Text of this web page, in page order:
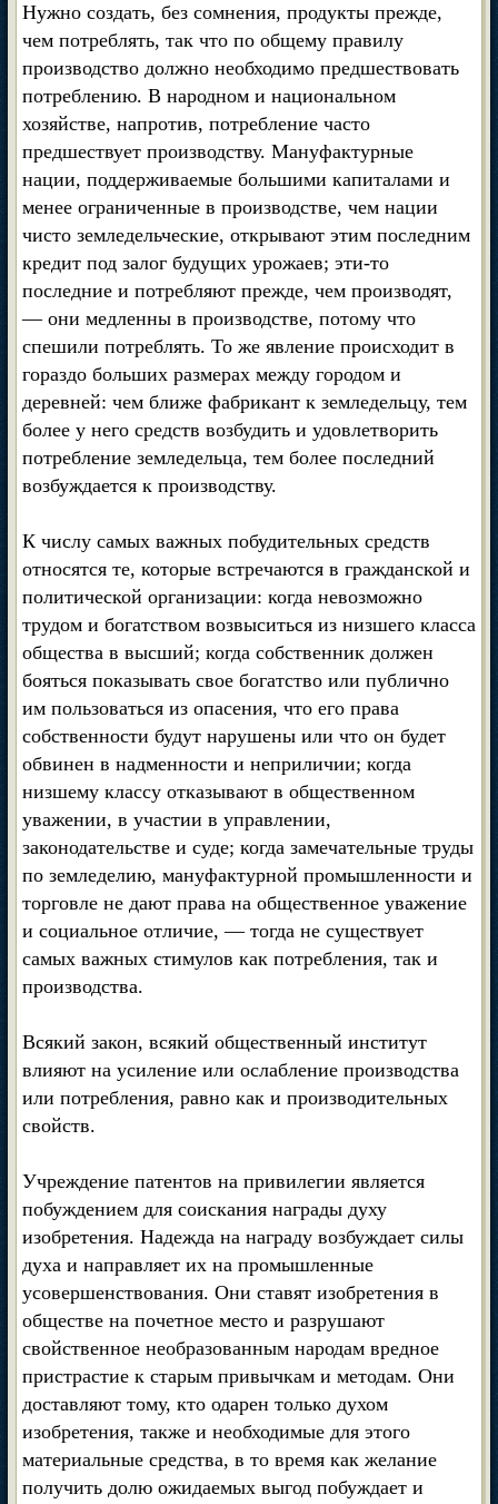
Нужно создать, без сомнения, продукты прежде,
чем потреблять, так что по общему правилу
производство должно необходимо предшествовать
потреблению. В народном и национальном
хозяйстве, напротив, потребление часто
предшествует производству. Мануфактурные
нации, поддерживаемые большими капиталами и
менее ограниченные в производстве, чем нации
чисто земледельческие, открывают этим последним
кредит под залог будущих урожаев; эти-то
последние и потребляют прежде, чем производят,
— они медленны в производстве, потому что
спешили потреблять. То же явление происходит в
гораздо больших размерах между городом и
деревней: чем ближе фабрикант к земледельцу, тем
более у него средств возбудить и удовлетворить
потребление земледельца, тем более последний
возбуждается к производству.
К числу самых важных побудительных средств
относятся те, которые встречаются в гражданской и
политической организации: когда невозможно
трудом и богатством возвыситься из низшего класса
общества в высший; когда собственник должен
бояться показывать свое богатство или публично
им пользоваться из опасения, что его права
собственности будут нарушены или что он будет
обвинен в надменности и неприличии; когда
низшему классу отказывают в общественном
уважении, в участии в управлении,
законодательстве и суде; когда замечательные труды
по земледелию, мануфактурной промышленности и
торговле не дают права на общественное уважение
и социальное отличие, — тогда не существует
самых важных стимулов как потребления, так и
производства.
Всякий закон, всякий общественный институт
влияют на усиление или ослабление производства
или потребления, равно как и производительных
свойств.
Учреждение патентов на привилегии является
побуждением для соискания награды духу
изобретения. Надежда на награду возбуждает силы
духа и направляет их на промышленные
усовершенствования. Они ставят изобретения в
обществе на почетное место и разрушают
свойственное необразованным народам вредное
пристрастие к старым привычкам и методам. Они
доставляют тому, кто одарен только духом
изобретения, также и необходимые для этого
материальные средства, в то время как желание
получить долю ожидаемых выгод побуждает и